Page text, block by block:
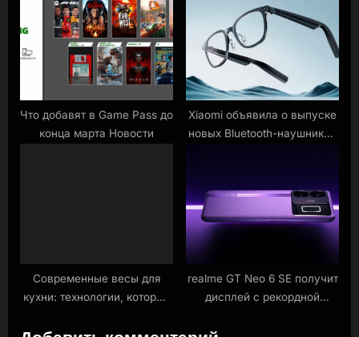
Что добавят в Game Pass до
конца марта Новости
Xiaomi объявила о выпуске
новых Bluetooth-наушников
Современные весы для
кухни: технологии, которые
питание
realme GT Neo 6 SE получит
дисплей с рекордной